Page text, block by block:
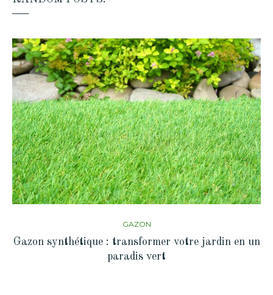
GAZON
Gazon synthétique : transformer votre jardin en un
paradis vert